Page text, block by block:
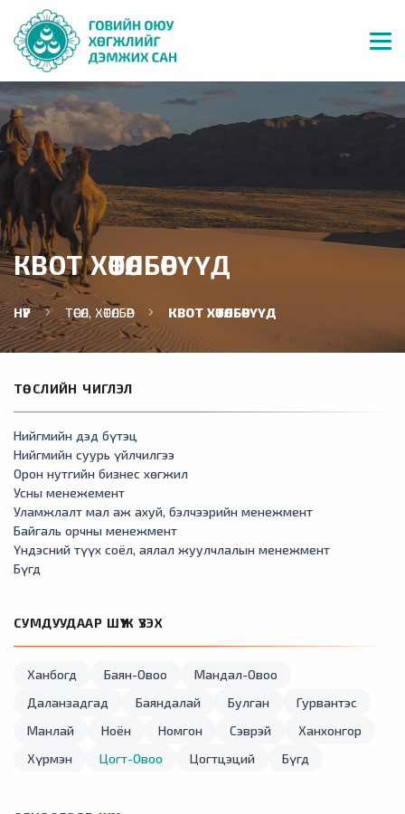
КВОТ ХӨТӨЛБӨРҮҮД
НҮҮР ТӨСӨЛ, ХӨТӨЛБӨР КВОТ ХӨТӨЛБӨРҮҮД
ТӨСЛИЙН ЧИГЛЭЛ
Нийгмийн дэд бүтэц
Нийгмийн суурь үйлчилгээ
Орон нутгийн бизнес хөгжил
Усны менежемент
Уламжлалт мал аж ахуй, бэлчээрийн менежмент
Байгаль орчны менежмент
Үндэсний түүх соёл, аялал жуулчлалын менежмент
Бүгд
СУМДУУДААР ШҮҮЖ ҮЗЭХ
Ханбогд Баян-Овоо
Мандал-Овоо
Даланзадгад
Баяндалай Булган
Гурвантэс
Манлай
Ноён Номгон Сэврэй
Ханхонгор
Хүрмэн
Цогт-Овоо Цогтцэций Бүгд